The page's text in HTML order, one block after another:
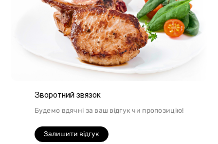
Зворотний звязок
Будемо вдячні за ваш відгук чи пропозицію!
Залишити відгук